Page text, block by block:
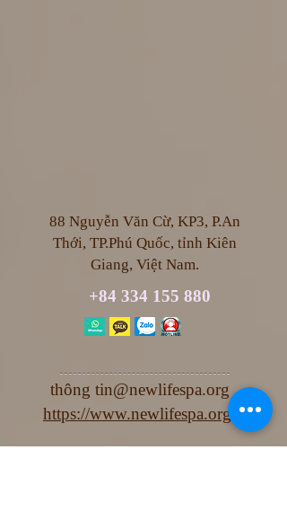
88 Nguyễn Văn Cừ, KP3, P.An
Thới, TP.Phú Quốc, tỉnh Kiên
Giang, Việt Nam.
+84 334 155 880
thông tin@newlifespa.org
https://www.newlifespa.org/